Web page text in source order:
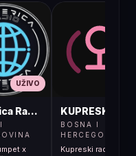
UŽIVO
Radio S1
x
BOSNA I
HERCEGOVINA
Kupreski radio